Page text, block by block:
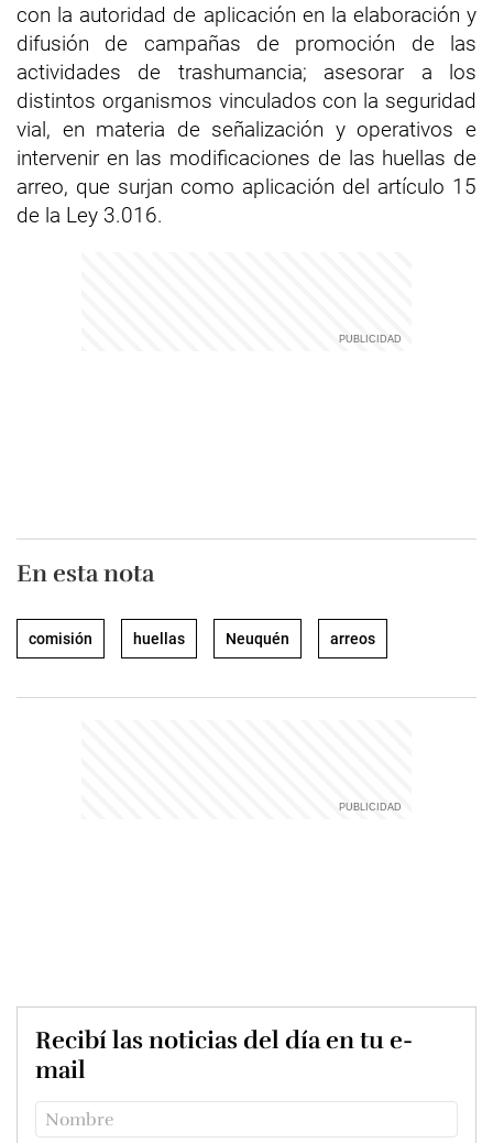
con la autoridad de aplicación en la elaboración y
difusión de campañas de promoción de las
actividades de trashumancia; asesorar a los
distintos organismos vinculados con la seguridad
vial, en materia de señalización y operativos e
intervenir en las modificaciones de las huellas de
arreo, que surjan como aplicación del artículo 15
de la Ley 3.016.
En esta nota
comisión huellas Neuquén arreos
Recibí las noticias del día en tu e-
mail